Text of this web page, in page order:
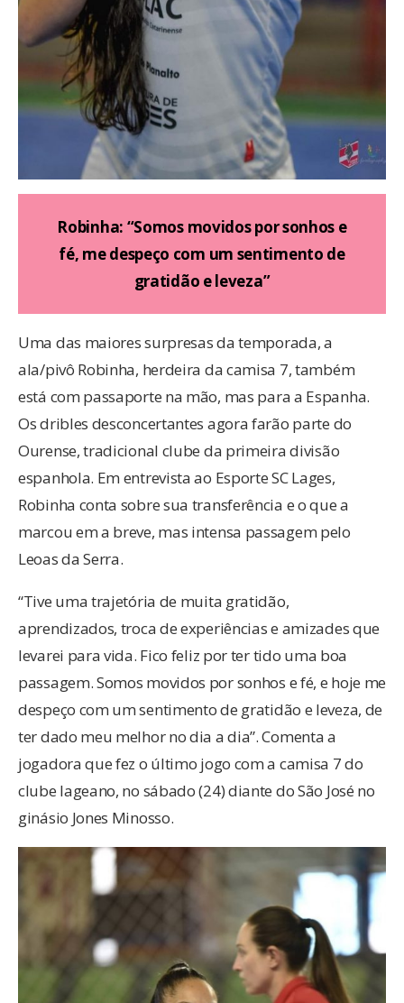
Robinha: “Somos movidos por sonhos e
fé, me despeço com um sentimento de
gratidão e leveza”
Uma das maiores surpresas da temporada, a
ala/pivô Robinha, herdeira da camisa 7, também
está com passaporte na mão, mas para a Espanha.
Os dribles desconcertantes agora farão parte do
Ourense, tradicional clube da primeira divisão
espanhola. Em entrevista ao Esporte SC Lages,
Robinha conta sobre sua transferência e o que a
marcou em a breve, mas intensa passagem pelo
Leoas da Serra.
“Tive uma trajetória de muita gratidão,
aprendizados, troca de experiências e amizades que
levarei para vida. Fico feliz por ter tido uma boa
passagem. Somos movidos por sonhos e fé, e hoje me
despeço com um sentimento de gratidão e leveza, de
ter dado meu melhor no dia a dia”. Comenta a
jogadora que fez o último jogo com a camisa 7 do
clube lageano, no sábado (24) diante do São José no
ginásio Jones Minosso.